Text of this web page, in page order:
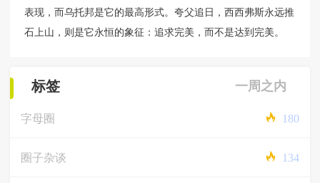
表现，而乌托邦是它的最高形式。夸父追日，西西弗斯永远推
石上山，则是它永恒的象征：追求完美，而不是达到完美。
标签 一周之内
字母圈 180
圈子杂谈 134